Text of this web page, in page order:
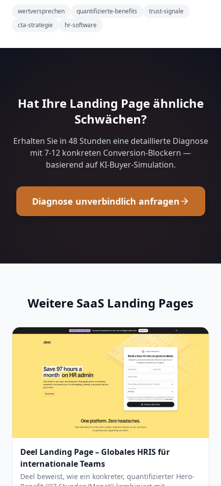
wertversprechen quantifizierte-benefits
trust-signale
cta-strategie
hr-software
Hat Ihre Landing Page ähnliche
Schwächen?
Erhalten Sie in 48 Stunden eine detaillierte Diagnose
mit 7-12 konkreten Conversion-Blockern —
basierend auf KI-Buyer-Simulation.
Diagnose unverbindlich anfragen
Weitere SaaS Landing Pages
Deel Landing Page – Globales HRIS für
internationale Teams
Deel beweist, wie ein konkreter, quantifizierter Hero-